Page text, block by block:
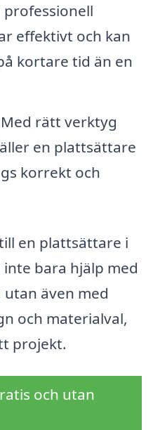
professionell
effektivt och kan
kortare tid än en
Med rätt verktyg
en plattsättare
korrekt och
en plattsättare i
bara hjälp med
även med
och materialval,
projekt.
och utan